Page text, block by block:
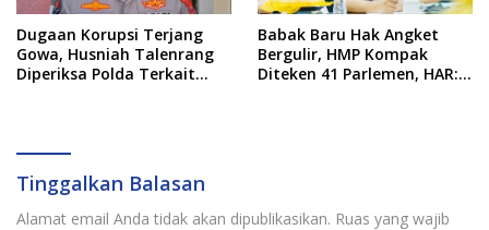
Dugaan Korupsi Terjang
Gowa, Husniah Talenrang
Diperiksa Polda Terkait
​Babak Baru Hak Angket
Bergulir, HMP Kompak
Diteken 41 Parlemen, HAR:
Tinggalkan Balasan
Alamat email Anda tidak akan dipublikasikan. Ruas yang wajib